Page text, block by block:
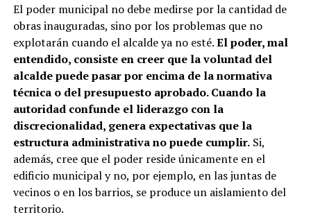
El poder municipal no debe medirse por la cantidad de
obras inauguradas, sino por los problemas que no
explotarán cuando el alcalde ya no esté.El poder, mal
entendido, consiste en creer que la voluntad del
alcalde puede pasar por encima de la normativa
técnica o del presupuesto aprobado. Cuando la
autoridad confunde el liderazgo con la
discrecionalidad, genera expectativas que la
estructura administrativa no puede cumplir.Si,
además, cree que el poder reside únicamente en el
edificio municipal y no, por ejemplo, en las juntas de
vecinos o en los barrios, se produce un aislamiento del
territorio.